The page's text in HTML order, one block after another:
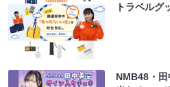
トラベルグ
NMB48・